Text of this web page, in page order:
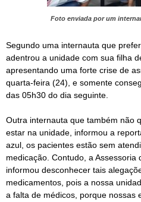
Foto enviada por um
Segundo uma internauta que
adentrou a unidade com sua filha
apresentando uma forte crise de
quarta-feira (24), e somente
das 05h30 do dia seguinte.
Outra internauta que também não
estar na unidade, informou a
azul, os pacientes estão sem
medicação. Contudo, a Assessoria
informou desconhecer tais
medicamentos, pois a nossa
a falta de médicos, porque nossas